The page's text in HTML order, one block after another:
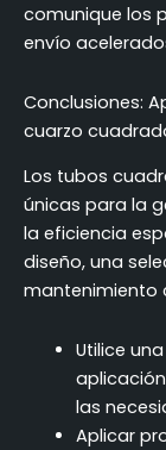
comunique los
envío
Conclusiones:
cuarzo
Los tubos
únicas para la
la eficiencia
diseño, una
mantenimiento
Utilice
las
Aplicar